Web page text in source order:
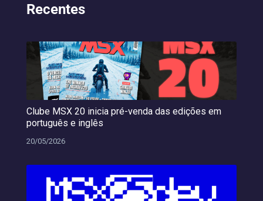
Recentes
Clube MSX 20 inicia pré-venda das edições em
português e inglês
20/05/2026